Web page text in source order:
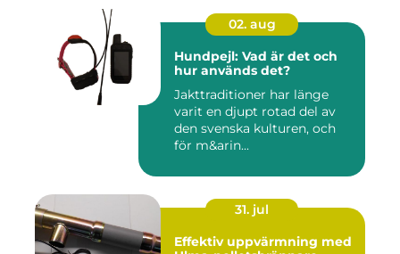
02. aug
Hundpejl: Vad är det och
hur används det?
Jakttraditioner har länge
varit en djupt rotad del av
den svenska kulturen, och
för m&arin...
31. jul
Effektiv uppvärmning med